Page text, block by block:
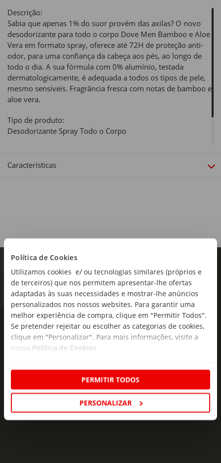
Política de Cookies
Utilizamos cookies e/ ou tecnologias similares (próprios e
de terceiros) que nos permitem apresentar-lhe ofertas
adaptadas às suas necessidades e mostrar-lhe anúncios
personalizados nos nossos websites. Para garantir uma
melhor experiência de compra, clique em "Permitir Todos".
Se pretender rejeitar ou escolher as categorias de cookies,
clique em "Personalizar". Para mais informações, visite a
nossa Política de Cookies.
PERMITIR TODOS
PERSONALIZAR
Descrição:
Sabia que apenas 1% do suor provém das axilas? O novo
desodorizante para todo o corpo Dove Men Bamboo e Aloe
Vera em formato spray, oferece até 72H de proteção anti-
odor, para uma confiança da cabeça aos pés, ao longo de
todo o dia. A sua fórmula com 0% alumínio, testada
dermatologicamente, é adequada a todos os tipos de pele,
mesmo sensíveis. Fragrância fresca com notas de bamboo e
aloe vera.
Tipo de produto:
Desodorizante Spray Todo o Corpo
Este produto inclui na sua composição: Aloe Vera
Características
As novidades mais frescas no
seu e-mail!
ofertas e novidades para si.
Insira o seu e-